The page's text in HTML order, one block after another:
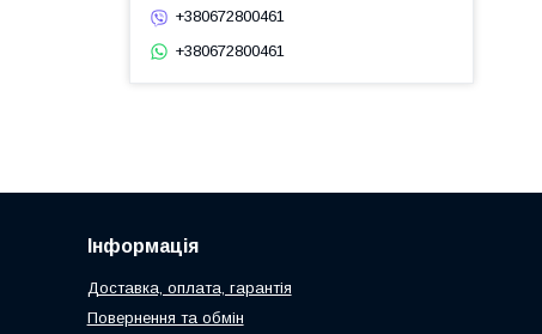
+380672800461
+380672800461
Інформація
Доставка, оплата, гарантія
Повернення та обмін